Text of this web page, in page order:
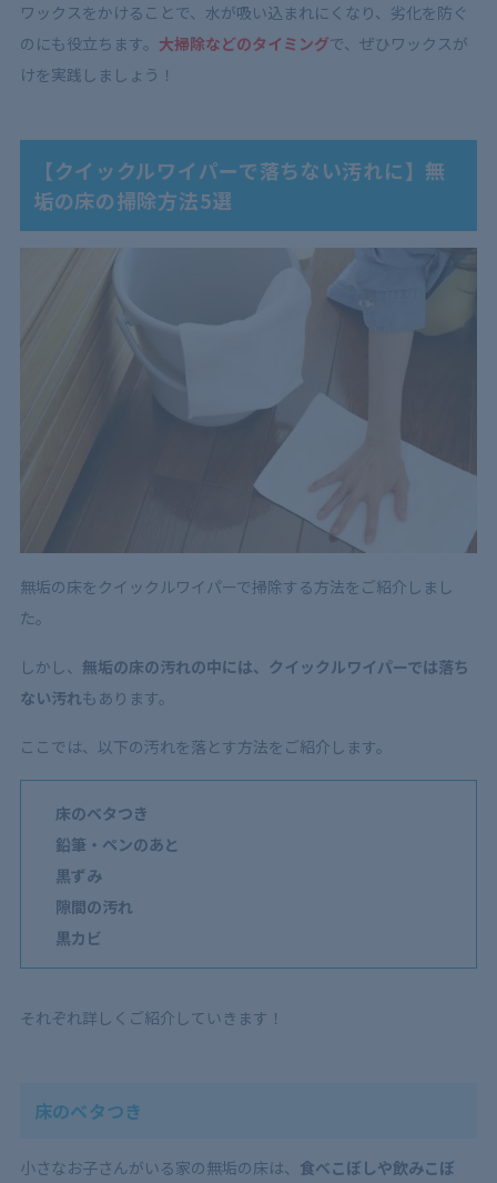
ワックスをかけることで、水が吸い込まれにくなり、劣化を防ぐ
のにも役立ちます。 大掃除などのタイミングで、ぜひワックスが
けを実践しましょう！
【クイックルワイパーで落ちない汚れに】無
垢の床の掃除方法5選
無垢の床をクイックルワイパーで掃除する方法をご紹介しまし
た。
しかし、 無垢の床の汚れの中には、クイックルワイパーでは落ち
ない汚れもあります。
ここでは、以下の汚れを落とす方法をご紹介します。
床のベタつき
鉛筆・ペンのあと
黒ずみ
隙間の汚れ
黒カビ
それぞれ詳しくご紹介していきます！
床のベタつき
小さなお子さんがいる家の無垢の床は、 食べこぼしや飲みこぼ